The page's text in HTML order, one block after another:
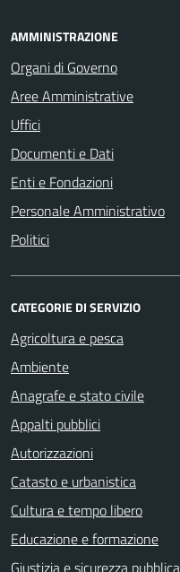
AMMINISTRAZIONE
Organi di Governo
Aree Amministrative
Uffici
Documenti e Dati
Enti e Fondazioni
Personale Amministrativo
Politici
CATEGORIE DI SERVIZIO
Agricoltura e pesca
Ambiente
Anagrafe e stato civile
Appalti pubblici
Autorizzazioni
Catasto e urbanistica
Cultura e tempo libero
Educazione e formazione
Giustizia e sicurezza pubblica